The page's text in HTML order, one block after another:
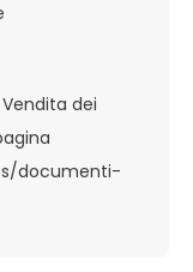
dei
documenti-